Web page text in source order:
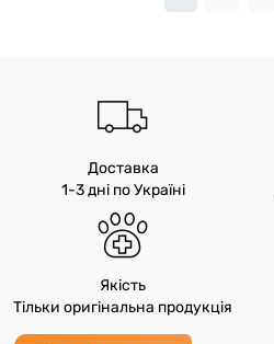
Доставка
1-3 дні по Україні
Якість
Тільки оригінальна продукція